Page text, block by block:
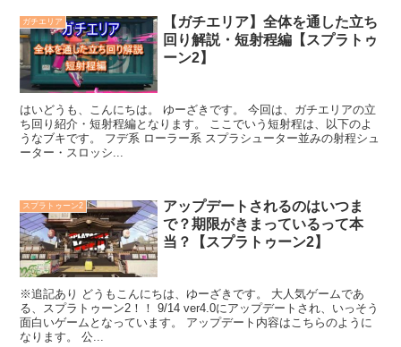
ガチエリア
【ガチエリア】全体を通した立ち
回り解説・短射程編【スプラトゥ
ーン2】
はいどうも、こんにちは。 ゆーざきです。 今回は、ガチエリアの立
ち回り紹介・短射程編となります。 ここでいう短射程は、以下のよ
うなブキです。 フデ系 ローラー系 スプラシューター並みの射程シュ
ーター・スロッシ...
スプラトゥーン2
アップデートされるのはいつま
で？期限がきまっているって本
当？【スプラトゥーン2】
※追記あり どうもこんにちは、ゆーざきです。 大人気ゲームであ
る、スプラトゥーン2！！ 9/14 ver4.0にアップデートされ、いっそう
面白いゲームとなっています。 アップデート内容はこちらのように
なります。 公...